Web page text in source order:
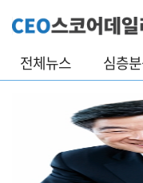
전체뉴스 심층